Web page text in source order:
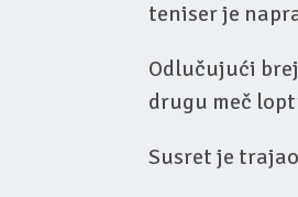
teniser je
Odlučujući
drugu meč
Susret je